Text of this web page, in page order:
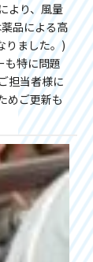
より、風量
品による高
りました。)
も特に問題
担当者様に
めご更新も